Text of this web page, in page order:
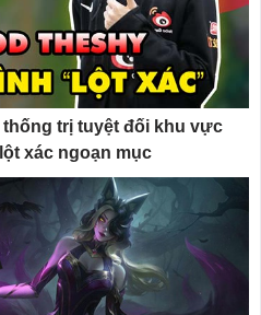
thống trị tuyệt đối khu vực
xác ngoạn mục